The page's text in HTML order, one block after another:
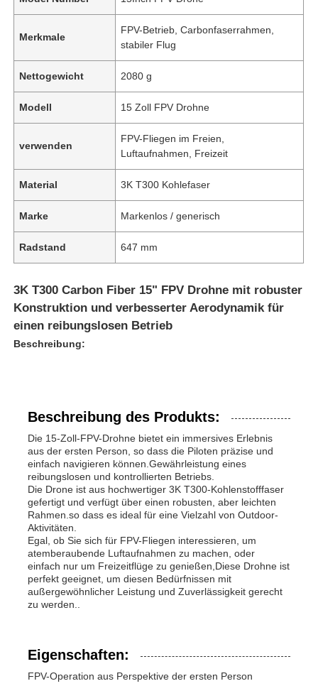
Merkmale
FPV-Betrieb, Carbonfaserrahmen,
stabiler Flug
Nettogewicht 2080 g
Modell 15 Zoll FPV Drohne
verwenden
FPV-Fliegen im Freien,
Luftaufnahmen, Freizeit
Material 3K T300 Kohlefaser
Marke Markenlos / generisch
Radstand 647 mm
3K T300 Carbon Fiber 15" FPV Drohne mit robuster
Konstruktion und verbesserter Aerodynamik für
einen reibungslosen Betrieb
Beschreibung:
Beschreibung des Produkts:
Die 15-Zoll-FPV-Drohne bietet ein immersives Erlebnis
aus der ersten Person, so dass die Piloten präzise und
einfach navigieren können.Gewährleistung eines
reibungslosen und kontrollierten Betriebs.
Die Drone ist aus hochwertiger 3K T300-Kohlenstofffaser
gefertigt und verfügt über einen robusten, aber leichten
Rahmen.so dass es ideal für eine Vielzahl von Outdoor-
Aktivitäten.
Egal, ob Sie sich für FPV-Fliegen interessieren, um
atemberaubende Luftaufnahmen zu machen, oder
einfach nur um Freizeitflüge zu genießen,Diese Drohne ist
perfekt geeignet, um diesen Bedürfnissen mit
außergewöhnlicher Leistung und Zuverlässigkeit gerecht
zu werden..
Eigenschaften:
FPV-Operation aus Perspektive der ersten Person